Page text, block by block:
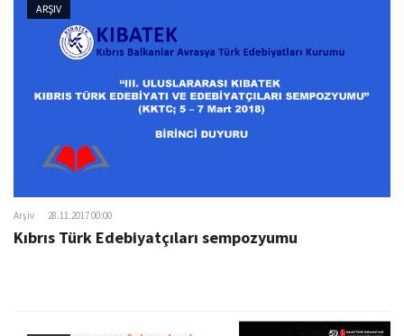
ARŞIV
Arşiv 28.11.2017 00:00
Kıbrıs Türk Edebiyatçıları sempozyumu